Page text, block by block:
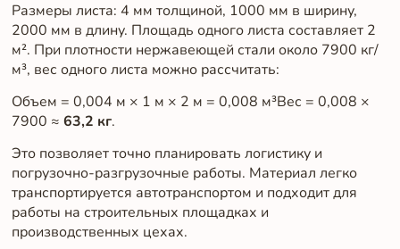
Размеры листа: 4 мм толщиной, 1000 мм в ширину,
2000 мм в длину. Площадь одного листа составляет 2
м². При плотности нержавеющей стали около 7900 кг/
м³, вес одного листа можно рассчитать:
Объем = 0,004 м × 1 м × 2 м = 0,008 м³Вес = 0,008 ×
7900 ≈ 63,2 кг.
Это позволяет точно планировать логистику и
погрузочно-разгрузочные работы. Материал легко
транспортируется автотранспортом и подходит для
работы на строительных площадках и
производственных цехах.